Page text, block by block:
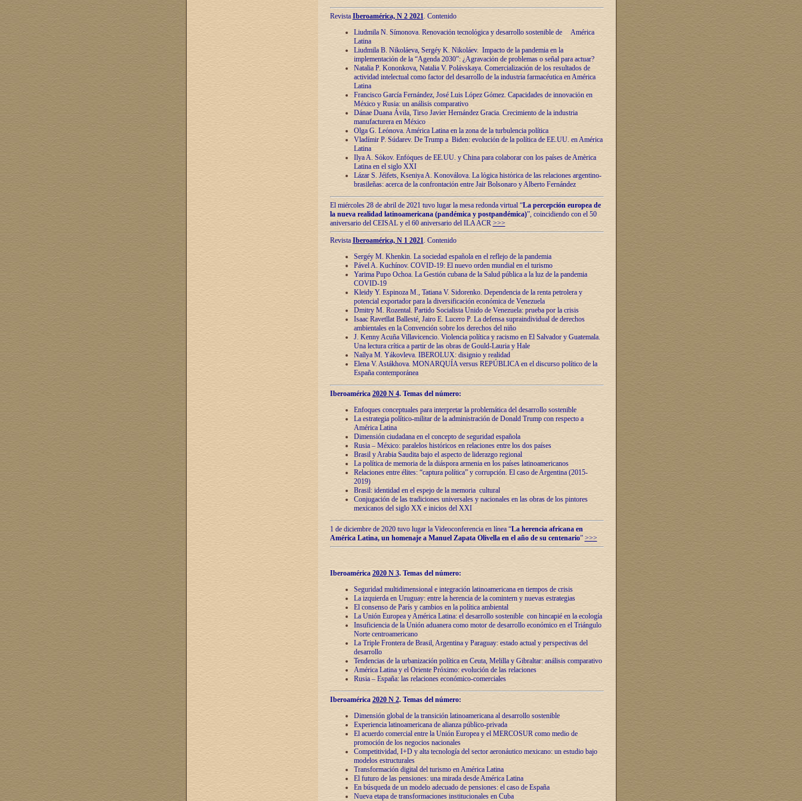
RevistaIberoamérica, N 2 2021. Contenido
Liudmila N. Símonova. Renovaciόn tecnolόgica y desarrollo sostenible de América
Latina
Liudmila B. Nikoláeva, Sergéy K. Nikoláev. Impacto de la pandemia en la
implementaciόn de la “Agenda 2030”: ¿Agravaciόn de problemas o señal para actuar?
Natalia P. Kononkova, Natalia V. Polávskaya. Comercializaciόn de los resultados de
actividad intelectual como factor del desarrollo de la industria farmacéutica en América
Latina
Francisco García Fernández, José Luis López Gómez. Capacidades de innovaciόn en
México y Rusia: un análisis comparativo
Dánae Duana Ávila, Tirso Javier Hernández Gracia. Crecimiento de la industria
manufacturera en México
Olga G. Leόnova. América Latina en la zona de la turbulencia política
Vladímir P. Súdarev. De Trump a Biden: evoluciόn de la política de EE.UU. en América
Latina
Ilya A. Sόkov. Enfόques de EE.UU. y China para colaborar con los países de Amèrica
Latina en el siglo XXI
Lázar S. Jéifets, Kseniya A. Konoválova. La lόgica histόrica de las relaciones argentino-
brasileñas: acerca de la confrontaciόn entre Jair Bolsonaro y Alberto Fernández
El miércoles 28 de abril de 2021 tuvo lugar la mesa redonda virtual “La percepción europea de
la nueva realidad latinoamericana (pandémica y postpandémica)”, coincidiendo con el 50
aniversario del CEISAL y el 60 aniversario del ILA ACR >>>
Revista Iberoamérica, N 1 2021. Contenido
Sergéy M. Khenkin. La sociedad española en el reflejo de la pandemia
Pável A. Kuchínov. COVID-19: El nuevo orden mundial en el turismo
Yarima Pupo Ochoa. La Gestión cubana de la Salud pública a la luz de la pandemia
COVID-19
Kleidy Y. Espinoza M., Tatiana V. Sidorenko. Dependencia de la renta petrolera y
potencial exportador para la diversificación económica de Venezuela
Dmitry M. Rozental. Partido Socialista Unido de Venezuela: prueba por la crisis
Isaac Ravetllat Ballesté, Jairo E. Lucero P. La defensa supraindividual de derechos
ambientales en la Convención sobre los derechos del niño
J. Kenny Acuña Villavicencio. Violencia política y racismo en El Salvador y Guatemala.
Una lectura crítica a partir de las obras de Gould-Lauria y Hale
Naílya M. Yákovleva. IBEROLUX: disignio y realidad
Elena V. Astákhova. MONARQUÍA versus REPÚBLICA en el discurso político de la
España contemporánea
Iberoamérica 2020 N 4. Temas del número:
Enfoques conceptuales para interpretar la problemática del desarrollo sostenible
La estrategia político-militar de la administración de Donald Trump con respecto a
América Latina
Dimensión ciudadana en el concepto de seguridad española
Rusia – México: paralelos históricos en relaciones entre los dos países
Brasil y Arabia Saudita bajo el aspecto de liderazgo regional
La política de memoria de la diáspora armenia en los países latinoamericanos
Relaciones entre élites: “captura política” y corrupción. El caso de Argentina (2015-
2019)
Brasil: identidad en el espejo de la memoria cultural
Conjugación de las tradiciones universales y nacionales en las obras de los pintores
mexicanos del siglo XX e inicios del XXI
1 de diciembre de 2020 tuvo lugar la Videoconferencia en línea “La herencia africana en
América Latina, un homenaje a Manuel Zapata Olivella en el año de su centenario” >>>
Iberoamérica 2020 N 3.Temas del número:
Seguridad multidimensional e integración latinoamericana en tiempos de crisis
La izquierda en Uruguay: entre la herencia de lа comintern y nuevas estrategias
El consenso de París y cambios en la política ambiental
La Unión Europea y América Latina: el desarrollo sostenible con hincapié en la ecología
Insuficiencia de la Unión aduanera como motor de desarrollo económico en el Triángulo
Norte centroamericano
La Triple Frontera de Brasil, Argentina y Paraguay: estado actual y perspectivas del
desarrollo
Tendencias de la urbanización política en Ceuta, Melilla y Gibraltar: análisis comparativo
América Latina y el Oriente Próximo: evolución de las relaciones
Rusia – España: las relaciones económico-comerciales
Iberoamérica 2020 N 2.Temas del número:
Dimensión global de la transición latinoamericana al desarrollo sostenible
Experiencia latinoamericana de alianza público-privada
El acuerdo comercial entre la Unión Europea y el MERCOSUR como medio de
promoción de los negocios nacionales
Competitividad, I+D y alta tecnología del sector aeronáutico mexicano: un estudio bajo
modelos estructurales
Transformación digital del turismo en América Latina
El futuro de las pensiones: una mirada desde América Latina
En búsqueda de un modelo adecuado de pensiones: el caso de España
Nueva etapa de transformaciones institucionales en Cuba